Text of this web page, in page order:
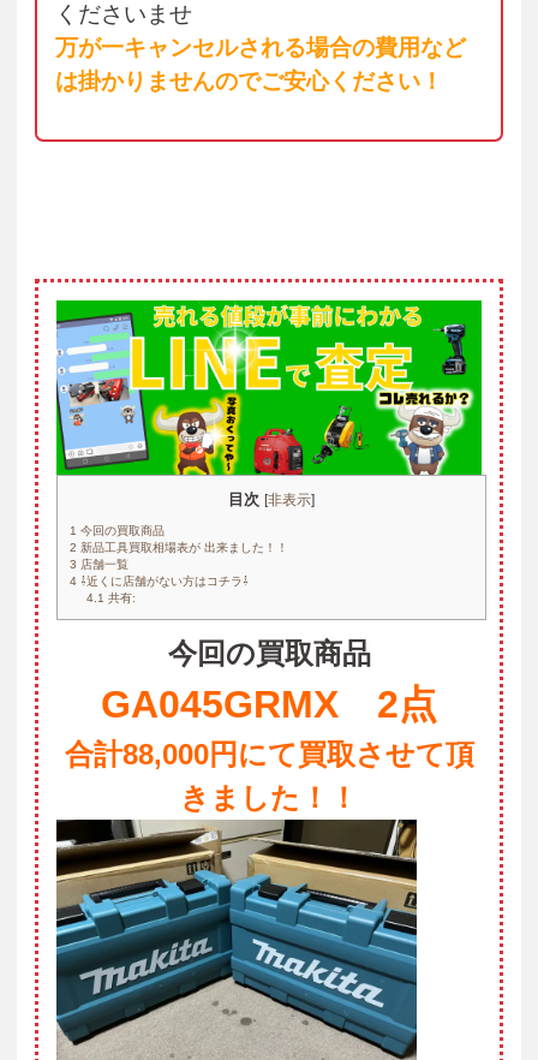
くださいませ
万が一キャンセルされる場合の費用など
は掛かりませんのでご安心ください！
目次 [非表示]
1 今回の買取商品
2 新品工具買取相場表が 出来ました！！
3 店舗一覧
4⇩近くに店舗がない方はコチラ⇩
4.1 共有:
今回の買取商品
GA045GRMX 2点
合計88,000円にて買取させて頂
きました！！